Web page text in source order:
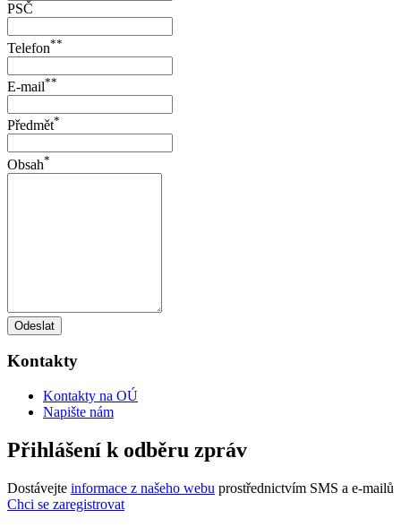
PSČ
Telefon**
E-mail**
Předmět*
Obsah*
Odeslat
Kontakty
Kontakty na OÚ
Napište nám
Přihlášení k odběru zpráv
Dostávejte informace z našeho webu prostřednictvím SMS a e-mailů
Chci se zaregistrovat